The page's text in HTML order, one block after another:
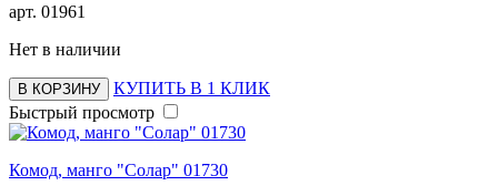
арт. 01961
Нет в наличии
В КОРЗИНУ
КУПИТЬ В 1 КЛИК
Быстрый просмотр
Комод, манго "Солар" 01730